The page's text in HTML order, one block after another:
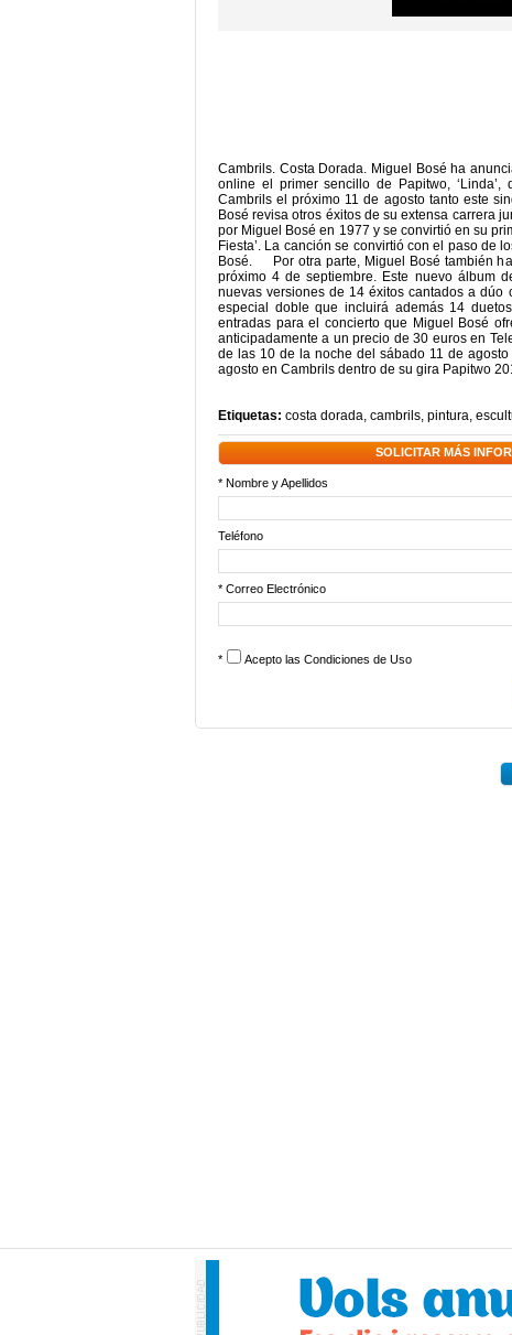
Cambrils. Costa Dorada. Miguel Bosé ha
online el primer sencillo de Papitwo,
Cambrils el próximo 11 de agosto tanto este
Bosé revisa otros éxitos de su extensa carrera
por Miguel Bosé en 1977 y se convirtió en su
Fiesta’. La canción se convirtió con el paso de
Bosé. Por otra parte, Miguel Bosé también
próximo 4 de septiembre. Este nuevo álbum
nuevas versiones de 14 éxitos cantados a
especial doble que incluirá además 14
entradas para el concierto que Miguel Bosé
anticipadamente a un precio de 30 euros en
de las 10 de la noche del sábado 11 de
agosto en Cambrils dentro de su gira Papitwo
Etiquetas: costa dorada, cambrils, pintura,
SOLICITAR MÁS
* Nombre y Apellidos
Teléfono
* Correo Electrónico
* Acepto las Condiciones de Uso